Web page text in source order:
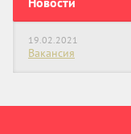
19.02.2021
Вакансия